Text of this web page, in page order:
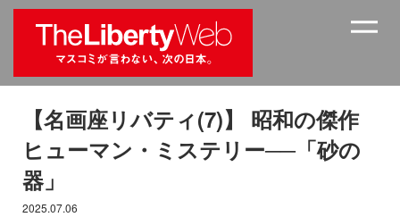
【名画座リバティ(7)】 昭和の傑作
ヒューマン・ミステリー──「砂の
器」
2025.07.06